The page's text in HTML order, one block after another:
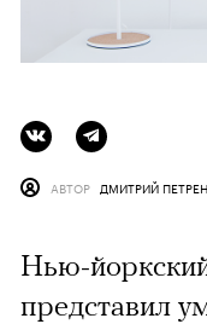
АВТОР ДМИТРИЙ
Нью-
представил